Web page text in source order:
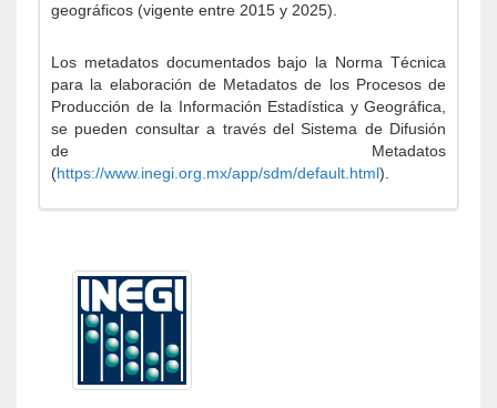
geográficos (vigente entre 2015 y 2025).
Los metadatos documentados bajo la Norma Técnica
para la elaboración de Metadatos de los Procesos de
Producción de la Información Estadística y Geográfica,
se pueden consultar a través del Sistema de Difusión
de Metadatos
(https://www.inegi.org.mx/app/sdm/default.html).